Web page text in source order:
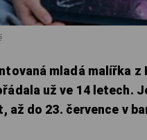
mladá malířka
už ve 14 letech.
až do 23. července v